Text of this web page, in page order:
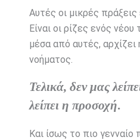
Αυτές οι μικρές πράξεις
Είναι οι ρίζες ενός
μέσα από αυτές,
νοήματος.
Τελικά, δεν μας
λείπει η προσοχή.
Και ίσως το πιο